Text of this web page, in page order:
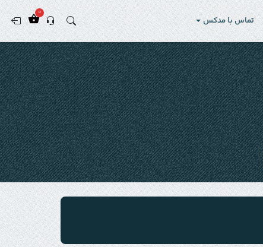
تماس با مدکس
0